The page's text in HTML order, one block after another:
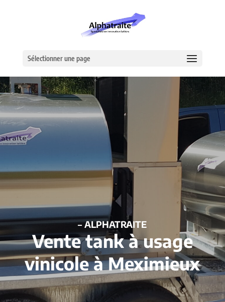
Sélectionner une page
– ALPHATRAITE
Vente tank à usage
vinicole à Meximieux